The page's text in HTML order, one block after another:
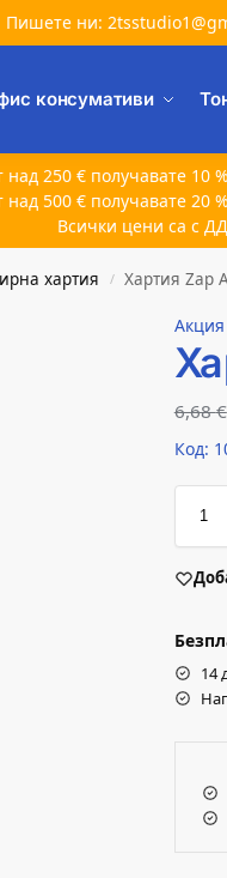
Пишете ни:
консумативи
250 € получавате 10
500 € получавате 20
Всички цени са с
хартия / Хартия Zap
Акция
6,68€
Код:
14